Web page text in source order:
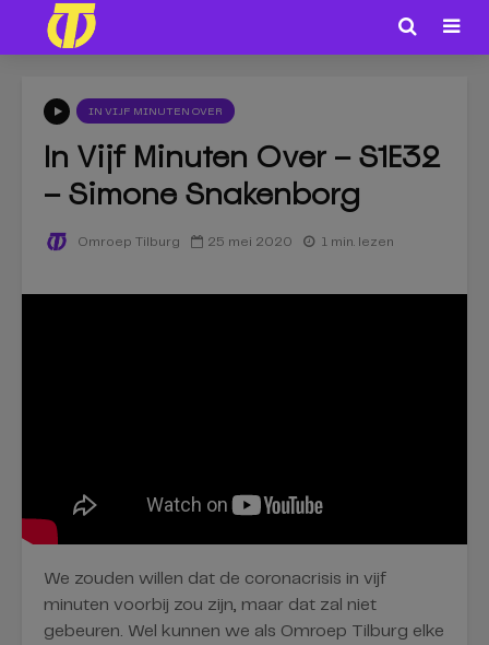
IN VIJF MINUTEN OVER
In Vijf Minuten Over – S1E32
– Simone Snakenborg
Omroep Tilburg 25 mei 2020 1 min. lezen
We zouden willen dat de coronacrisis in vijf
minuten voorbij zou zijn, maar dat zal niet
gebeuren. Wel kunnen we als Omroep Tilburg elke